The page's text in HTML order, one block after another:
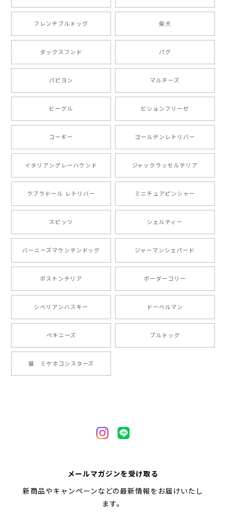
【 ボーダーコリー 水彩画風 毛色4色 】 手帳 スマホケース 犬 うちの子 iPhone & Android
ったです。 ご連絡が取りづらい点だけ少し不安になり
ましたが、商品の素敵さでチャラです。 本当に可愛
い。ありがとうございます。
2024/10/28
注文受領連絡が無かったのでハラハラしましたが… 可
愛い商品が届きました！大満足です♪
【 自然に囲まれた ポメラニアン 】マグカップ 犬 ペット うちの子 犬グッズ ギフト プレゼント 母の日
りまして、元気な時の顔がそっくりだったので、注文し
ました。ありがとうございました。
2024/05/22
2024/05/04
フレンチブルドッグ 柴犬
ダックスフンド パグ
パピヨン マルチーズ
ビーグル ビションフリーゼ
コーギー ゴールデンレトリバー
イタリアングレーハウンド ジャックラッセルテリア
ラブラドール レトリバー ミニチュアピンシャー
スピッツ シェルティー
バーニーズマウンテンドッグ ジャーマンシェパード
ボストンテリア ボーダーコリー
シベリアンハスキー ドーベルマン
ペキニーズ ブルドッグ
猫 ミケネコシスターズ
メールマガジンを受け取る
新商品やキャンペーンなどの最新情報をお届けいたし
ます。